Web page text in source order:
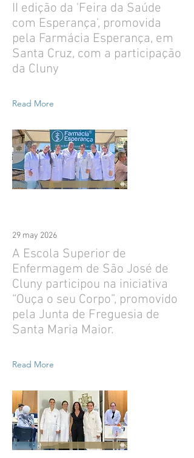
II edição da 'Feira da Saúde
com Esperança', promovida
pela Farmácia Esperança, em
Santa Cruz, com a participação
da Cluny
Read More
29 may 2026
A Escola Superior de
Enfermagem de São José de
Cluny participou na iniciativa
“Ouça o seu Corpo”, promovido
pela Junta de Freguesia de
Santa Maria Maior.
Read More